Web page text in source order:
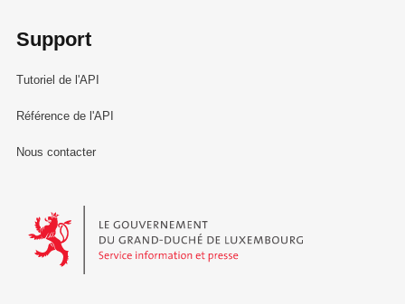
Support
Tutoriel de l'API
Référence de l'API
Nous contacter
Le Gouvernement du Grand-Duché de Luxembourg - Service